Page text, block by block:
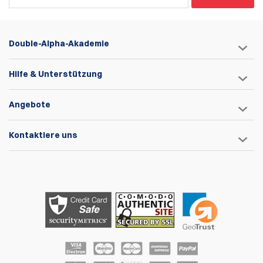
Double-Alpha-Akademie
Hilfe & Unterstützung
Angebote
Kontaktiere uns